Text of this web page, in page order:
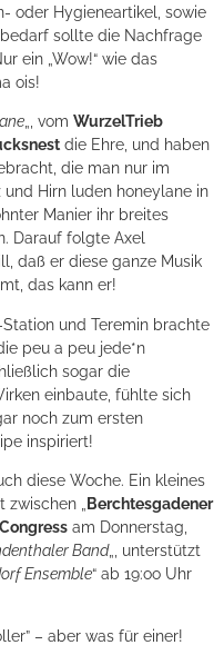
oder Hygieneartikel, sowie
sollte die Nachfrage
ein „Wow!“ wie das
ois!
„, vom WurzelTrieb
die Ehre, und haben
die man nur im
Hirn luden honeylane in
Manier ihr breites
Darauf folgte Axel
daß er diese ganze Musik
das kann er!
und Teremin brachte
peu a peu jede*n
sogar die
einbaute, fühlte sich
noch zum ersten
inspiriert!
diese Woche. Ein kleines
„
Berchtesgadener
am Donnerstag,
Band„, unterstützt
Ensemble“ ab 19:oo Uhr
– aber was für einer!